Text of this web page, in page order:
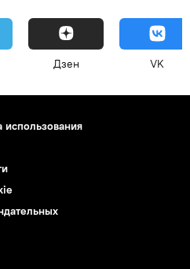
Дзен VK
использования